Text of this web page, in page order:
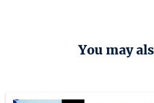
You may